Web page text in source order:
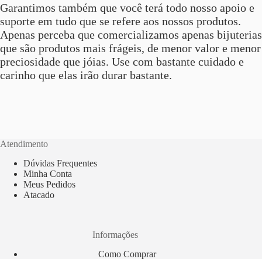
Garantimos também que você terá todo nosso apoio e
suporte em tudo que se refere aos nossos produtos.
Apenas perceba que comercializamos apenas bijuterias
que são produtos mais frágeis, de menor valor e menor
preciosidade que jóias. Use com bastante cuidado e
carinho que elas irão durar bastante.
Atendimento
Dúvidas Frequentes
Minha Conta
Meus Pedidos
Atacado
Informações
Como Comprar